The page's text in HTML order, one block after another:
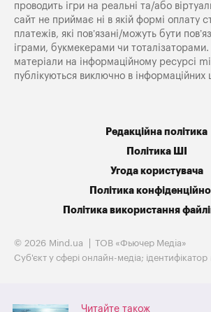
Читайте також
проводить ігри на реальні та/або
сайт не приймає ні в якій формі оплату
платежів, які пов’язані/можуть бути
іграми, букмекерами чи тоталізаторами.
матеріали на інформаційному ресурсі
публікуються виключно в інформаційних
Редакційна політика
Політика ШІ
Угода користувача
Політика
Політика використання
© 2026 Mind.ua
ТОВ «Фьючер Медiа»
Cуб'єкт у сфері онлайн-медіа;